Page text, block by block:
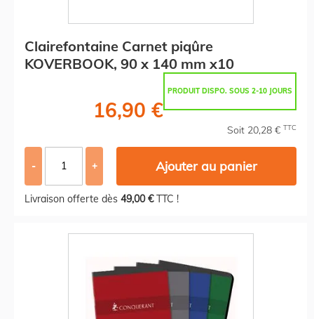
Clairefontaine Carnet piqûre
KOVERBOOK, 90 x 140 mm x10
PRODUIT DISPO. SOUS 2-10 JOURS
16,90 €
Soit 20,28 € TTC
- + Ajouter au panier
Livraison offerte dès 49,00 €TTC !